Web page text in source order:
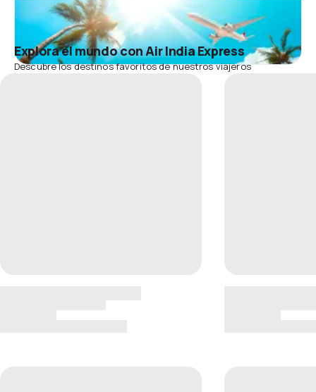
Explora el mundo con Air India Express
Descubre los destinos favoritos de nuestros viajeros